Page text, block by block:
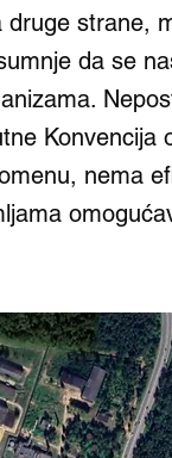
strane,
da se
Konvencija
nema